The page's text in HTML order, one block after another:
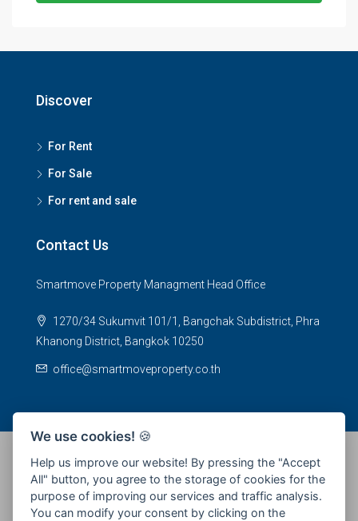
Discover
For Rent
For Sale
For rent and sale
Contact Us
Smartmove Property Managment Head Office
1270/34 Sukumvit 101/1, Bangchak Subdistrict, Phra
Khanong District, Bangkok 10250
office@smartmoveproperty.co.th
© 2026 SPS Smartmove Property Management - All rights
reserved
We use cookies! 🍪
Help us improve our website! By pressing the "Accept
All" button, you agree to the storage of cookies for the
purpose of improving our services and traffic analysis.
You can modify your consent by clicking on the